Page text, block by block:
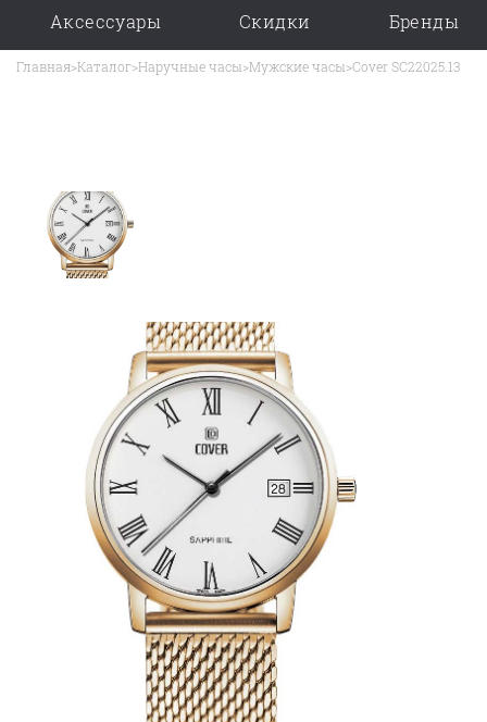
Аксессуары
Скидки Бренды
Главная>Каталог>Наручные часы>Мужские часы>Cover SC22025.13